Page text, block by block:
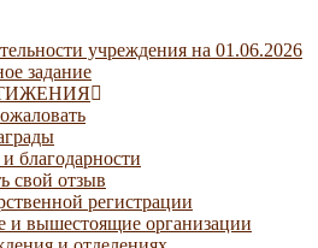
учреждения на 01.06.2026
задание
благодарности
свой отзыв
регистрации
и вышестоящие организации